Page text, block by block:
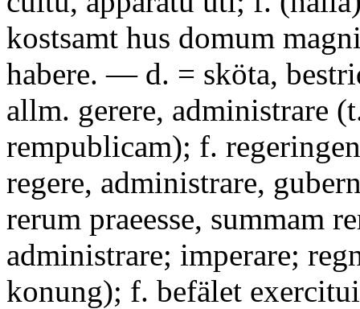
kostsamt hus domum
habere. — d. = sköta,
allm. gerere, administrare
rempublicam); f.
regere, administrare,
rerum praeesse, summam
administrare; imperare;
konung); f. befälet exercitui